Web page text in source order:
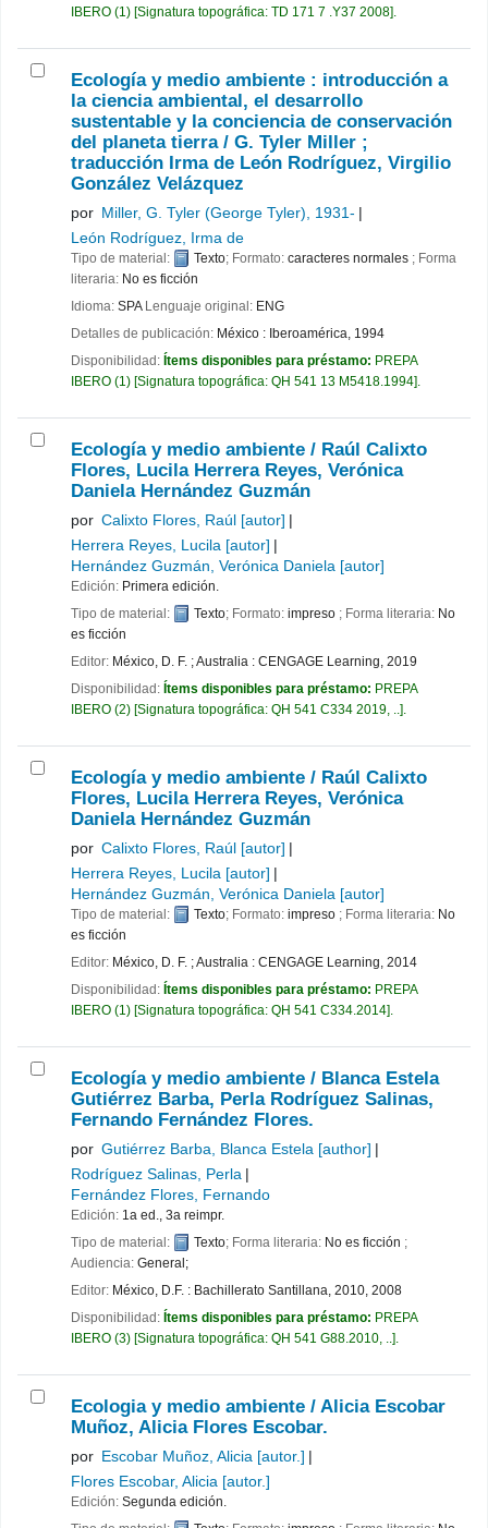
IBERO (1) Signatura topográfica: TD 171 7 .Y37 2008 .
Ecología y medio ambiente : introducción a
la ciencia ambiental, el desarrollo
sustentable y la conciencia de conservación
del planeta tierra / G. Tyler Miller ;
traducción Irma de León Rodríguez, Virgilio
González Velázquez
por Miller, G. Tyler (George Tyler), 1931-
León Rodríguez, Irma de
Tipo de material: Texto; Formato: caracteres normales ; Forma
literaria: No es ficción
Idioma: SPA Lenguaje original: ENG
Detalles de publicación: México : Iberoamérica, 1994
Disponibilidad: Ítems disponibles para préstamo: PREPA
IBERO (1) Signatura topográfica: QH 541 13 M5418.1994 .
Ecología y medio ambiente / Raúl Calixto
Flores, Lucila Herrera Reyes, Verónica
Daniela Hernández Guzmán
por Calixto Flores, Raúl [autor]
Herrera Reyes, Lucila [autor]
Hernández Guzmán, Verónica Daniela [autor]
Edición: Primera edición.
Tipo de material:
Texto; Formato: impreso ; Forma literaria: No
es ficción
Editor: México, D. F. ; Australia : CENGAGE Learning, 2019
Disponibilidad: Ítems disponibles para préstamo: PREPA
IBERO (2) Signatura topográfica: QH 541 C334 2019, .. .
Ecología y medio ambiente / Raúl Calixto
Flores, Lucila Herrera Reyes, Verónica
Daniela Hernández Guzmán
por Calixto Flores, Raúl [autor]
Herrera Reyes, Lucila [autor]
Hernández Guzmán, Verónica Daniela [autor]
Tipo de material: Texto; Formato: impreso ; Forma literaria: No
es ficción
Editor: México, D. F. ; Australia : CENGAGE Learning, 2014
Disponibilidad: Ítems disponibles para préstamo: PREPA
IBERO (1) Signatura topográfica: QH 541 C334.2014
Ecología y medio ambiente / Blanca Estela
Gutiérrez Barba, Perla Rodríguez Salinas,
Fernando Fernández Flores.
por Gutiérrez Barba, Blanca Estela [author]
Rodríguez Salinas, Perla
Fernández Flores, Fernando
Edición: 1a ed., 3a reimpr.
Tipo de material:
Texto; Forma literaria: No es ficción ;
Audiencia: General;
Editor: México, D.F. : Bachillerato Santillana, 2010, 2008
Disponibilidad: Ítems disponibles para préstamo: PREPA
IBERO (3) Signatura topográfica: QH 541 G88.2010, .. .
Ecologia y medio ambiente / Alicia Escobar
Muñoz, Alicia Flores Escobar.
por Escobar Muñoz, Alicia [autor.]
Flores Escobar, Alicia [autor.]
Edición: Segunda edición.